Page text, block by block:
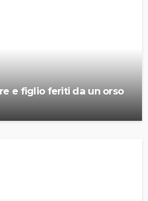
e figlio feriti da un orso